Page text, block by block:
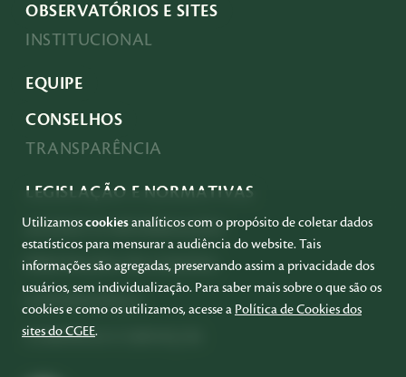
OBSERVATÓRIOS E SITES
INSTITUCIONAL
EQUIPE
CONSELHOS
TRANSPARÊNCIA
LEGISLAÇÃO E NORMATIVAS
ACESSO À INFORMAÇÃO
PRESTAÇÃO DE CONTAS
GOVERNANÇA
COMPRAS E SERVIÇOS
Utilizamoscookiesanalíticos com o propósito de coletar dados
estatísticos para mensurar a audiência do website. Tais
informações são agregadas, preservando assim a privacidade dos
usuários, sem individualização. Para saber mais sobre o que são os
cookies e como os utilizamos, acesse a Política de Cookies dos
sites do CGEE.